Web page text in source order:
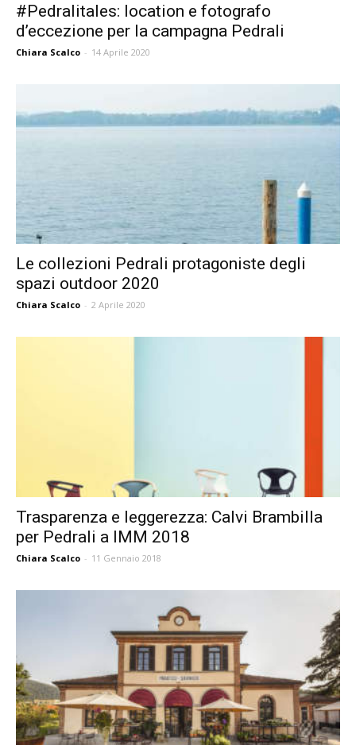
#Pedralitales: location e fotografo
d’eccezione per la campagna Pedrali
Chiara Scalco - 14 Aprile 2020
Le collezioni Pedrali protagoniste degli
spazi outdoor 2020
Chiara Scalco - 2 Aprile 2020
Trasparenza e leggerezza: Calvi Brambilla
per Pedrali a IMM 2018
Chiara Scalco - 11 Gennaio 2018